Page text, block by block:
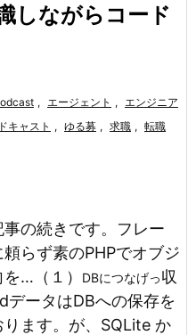

しながらコード
, エージェント , エンジニア
キャスト , ゆる募 , 求職 , 転職
の続きです。 フレー
頼らず素のPHPでオブジ
…（１）
DBにつなげっ収
データはDBへの保存を
ます。 が、SQLite か